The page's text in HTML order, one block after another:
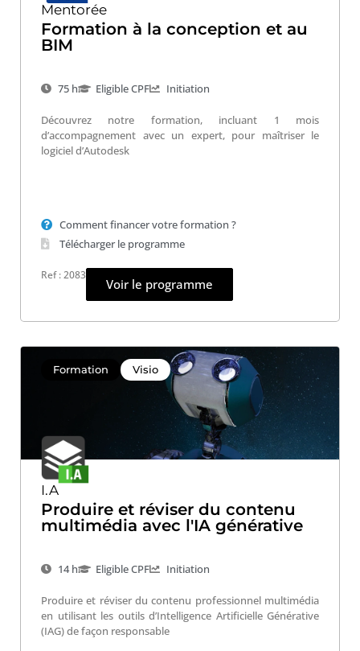
Mentorée
Formation à la conception et au
BIM
75 h Eligible CPF Initiation
Découvrez notre formation, incluant 1 mois
d’accompagnement avec un expert, pour maîtriser le
logiciel d’Autodesk
Comment financer votre formation ?
Télécharger le programme
Ref : 2083
Voir le programme
Formation Visio
I.A
Produire et réviser du contenu
multimédia avec l'IA générative
14 h Eligible CPF Initiation
Produire et réviser du contenu professionnel multimédia
en utilisant les outils d’Intelligence Artificielle Générative
(IAG) de façon responsable